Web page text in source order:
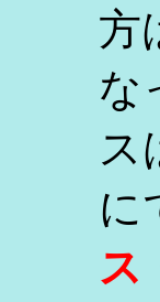
方
な
ス
に
ス